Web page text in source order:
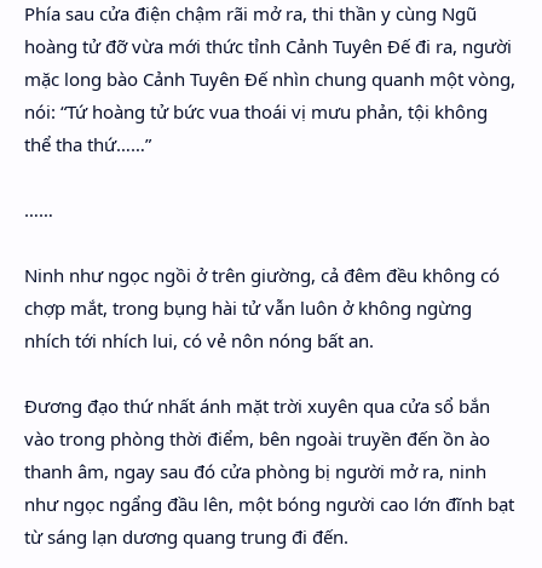
Phía sau cửa điện chậm rãi mở ra, thi thần y cùng Ngũ
hoàng tử đỡ vừa mới thức tỉnh Cảnh Tuyên Đế đi ra, người
mặc long bào Cảnh Tuyên Đế nhìn chung quanh một vòng,
nói: “Tứ hoàng tử bức vua thoái vị mưu phản, tội không
thể tha thứ……”
……
Ninh như ngọc ngồi ở trên giường, cả đêm đều không có
chợp mắt, trong bụng hài tử vẫn luôn ở không ngừng
nhích tới nhích lui, có vẻ nôn nóng bất an.
Đương đạo thứ nhất ánh mặt trời xuyên qua cửa sổ bắn
vào trong phòng thời điểm, bên ngoài truyền đến ồn ào
thanh âm, ngay sau đó cửa phòng bị người mở ra, ninh
như ngọc ngẩng đầu lên, một bóng người cao lớn đĩnh bạt
từ sáng lạn dương quang trung đi đến.